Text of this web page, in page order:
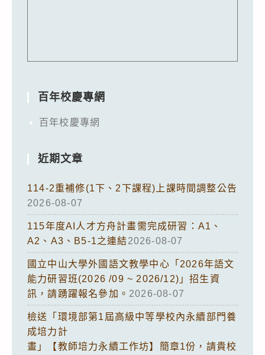
百年校慶專網
百年校慶專網
近期文章
114-2重補修(1下、2下課程)上課時間調整公告
2026-08-07
115年度AI人才方舟計畫需完成研習：A1、
A2、A3、B5-1之連結2026-08-07
國立中山大學外國語文教學中心「2026年語文
能力研習班(2026 /09 ~ 2026/12)」招生資
訊，請踴躍報名參加。 2026-08-07
檢送「環境部第1屆高級中等學校內永續部門養
成培力計
畫」【教師培力永續工作坊】簡章1份，請貴校